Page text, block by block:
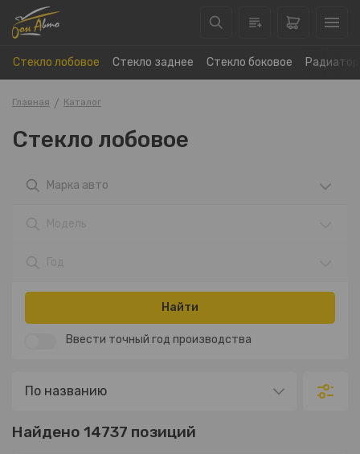
Стекло лобовое Стекло заднее Стекло боковое
Главная Каталог
Стекло лобовое
Марка авто
Найти
Ввести точный год производства
Найдено 14737 позиций